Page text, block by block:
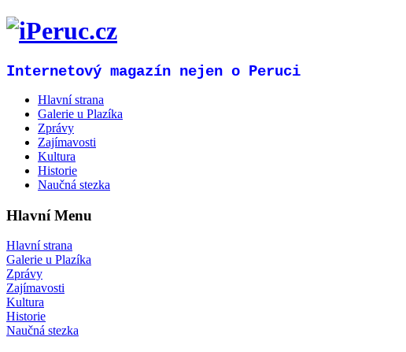
Internetový magazín nejen o Peruci
Hlavní strana
Galerie u Plazíka
Zprávy
Zajímavosti
Kultura
Historie
Naučná stezka
Hlavní Menu
Hlavní strana
Galerie u Plazíka
Zprávy
Zajímavosti
Kultura
Historie
Naučná stezka